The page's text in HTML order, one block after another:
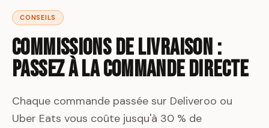
CONSEILS
Commissions de livraison :
passez à la commande directe
Chaque commande passée sur Deliveroo ou
Uber Eats vous coûte jusqu'à 30 % de